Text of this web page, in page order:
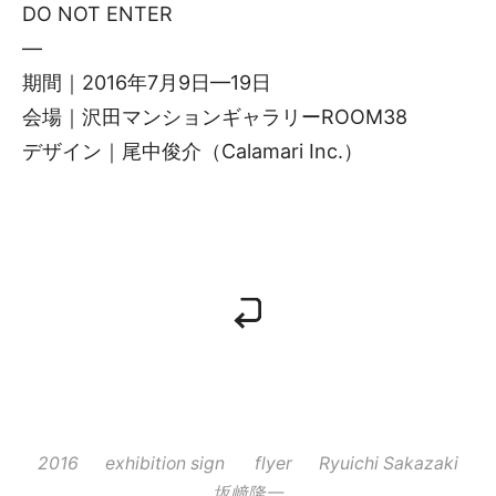
DO NOT ENTER
—
期間｜2016年7月9日—19日
会場｜沢田マンションギャラリーROOM38
デザイン｜尾中俊介（Calamari Inc.）
2016 exhibition sign flyer
Ryuichi Sakazaki